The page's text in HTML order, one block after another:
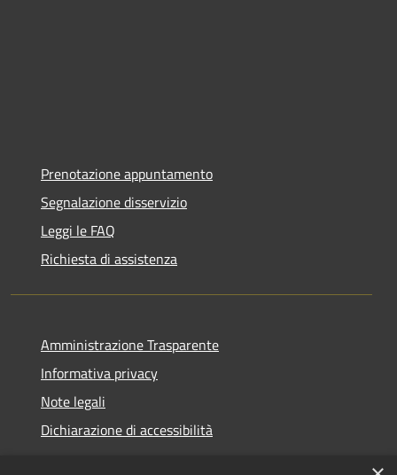
Prenotazione appuntamento
Segnalazione disservizio
Leggi le FAQ
Richiesta di assistenza
Amministrazione Trasparente
Informativa privacy
Note legali
Dichiarazione di accessibilità